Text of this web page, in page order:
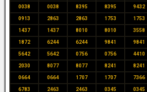
0038 0038 8395 8395 9432
0913 2863 2863 1753 1753
1437 1437 8010 8010 3558
1872 6244 6244 9841 9841
5642 5642 0756 0756 4410
2030 8077 8077 8241 8241
0664 0664 1707 1707 7366
6783 2463 2463 0345 0345